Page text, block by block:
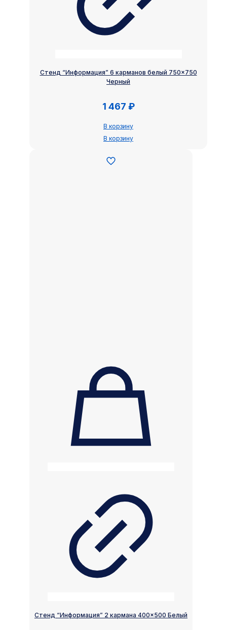
Стенд “Информация” 6 карманов белый 750×750
Черный
1 467 ₽
В корзину
В корзину
Стенд “Информация” 2 кармана 400×500 Белый